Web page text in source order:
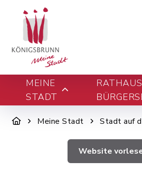
MEINE
STADT
Meine Stadt Stadt auf
Website